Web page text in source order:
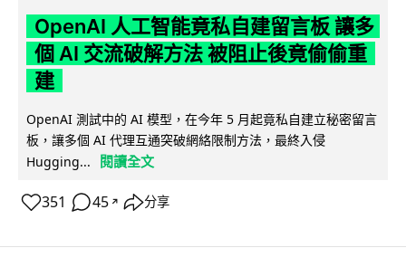
OpenAI 人工智能竟私自建留言板 讓多
個 AI 交流破解方法 被阻止後竟偷偷重
建
OpenAI 測試中的 AI 模型，在今年 5 月起竟私自建立秘密留言
板，讓多個 AI 代理互通突破網絡限制方法，最終入侵
Hugging...
閱讀全文
351 45 ↗ 分享